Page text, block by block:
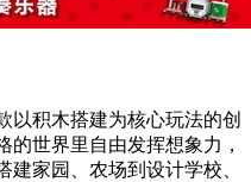
以积木搭建为核心玩法的创
的世界里自由发挥想象力，
家园、农场到设计学校、